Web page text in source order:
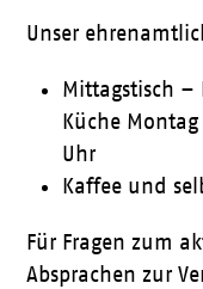
Unser
Mittagstisch –
Küche
Uhr
Kaffee und
Für Fragen zum
Absprachen zur